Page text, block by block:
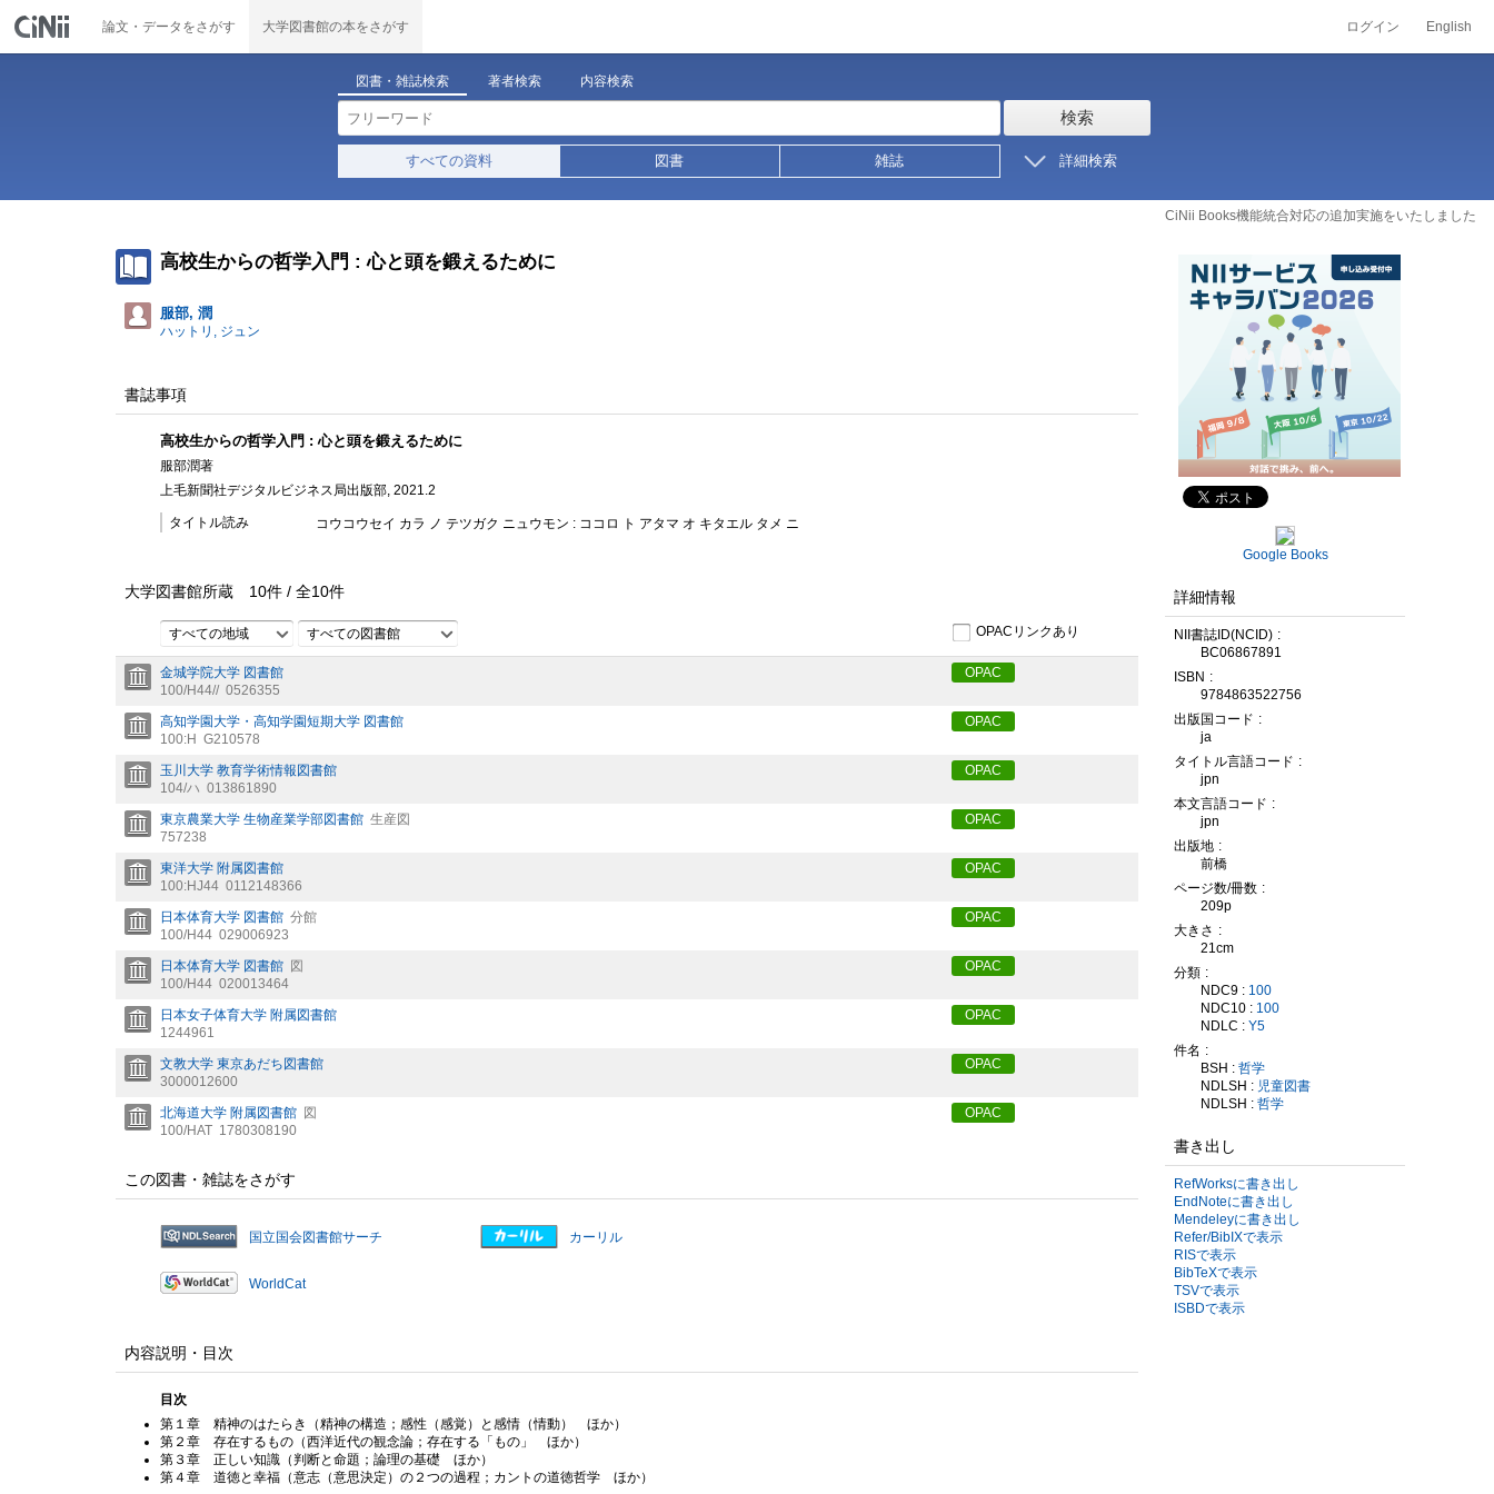
論文・データをさがす 大学図書館の本をさがす ログイン English
図書・雑誌検索 著者検索 内容検索
検索
すべての資料 図書 雑誌 詳細検索
CiNii Books機能統合対応の追加実施をいたしました
高校生からの哲学入門 : 心と頭を鍛えるために
服部, 潤
ハットリ, ジュン
書誌事項
高校生からの哲学入門 : 心と頭を鍛えるために
服部潤著
上毛新聞社デジタルビジネス局出版部, 2021.2
タイトル読み コウコウセイ カラ ノ テツガク ニュウモン : ココロ ト アタマ オ キタエル タメ ニ
大学図書館所蔵 10件 / 全10件
すべての地域 すべての図書館 OPACリンクあり
金城学院大学 図書館
100/H44// 0526355
OPAC
高知学園大学・高知学園短期大学 図書館
100:H G210578
OPAC
玉川大学 教育学術情報図書館
104/ハ 013861890
OPAC
東京農業大学 生物産業学部図書館 生産図
757238
OPAC
東洋大学 附属図書館
100:HJ44 0112148366
OPAC
日本体育大学 図書館 分館
100/H44 029006923
OPAC
日本体育大学 図書館 図
100/H44 020013464
OPAC
日本女子体育大学 附属図書館
1244961
OPAC
文教大学 東京あだち図書館
3000012600
OPAC
北海道大学 附属図書館 図
100/HAT 1780308190
OPAC
この図書・雑誌をさがす
国立国会図書館サーチ カーリル
WorldCat
内容説明・目次
目次
第１章 精神のはたらき（精神の構造；感性（感覚）と感情（情動） ほか）
第２章 存在するもの（西洋近代の観念論；存在する「もの」 ほか）
第３章 正しい知識（判断と命題；論理の基礎 ほか）
第４章 道徳と幸福（意志（意思決定）の２つの過程；カントの道徳哲学 ほか）
Google Books
詳細情報
NII書誌ID(NCID)
BC06867891
ISBN
9784863522756
出版国コード
ja
タイトル言語コード
jpn
本文言語コード
jpn
出版地
前橋
ページ数/冊数
209p
大きさ
21cm
分類
NDC9 : 100
NDC10 : 100
NDLC : Y5
件名
BSH : 哲学
NDLSH : 児童図書
NDLSH : 哲学
書き出し
RefWorksに書き出し
EndNoteに書き出し
Mendeleyに書き出し
Refer/BibIXで表示
RISで表示
BibTeXで表示
TSVで表示
ISBDで表示